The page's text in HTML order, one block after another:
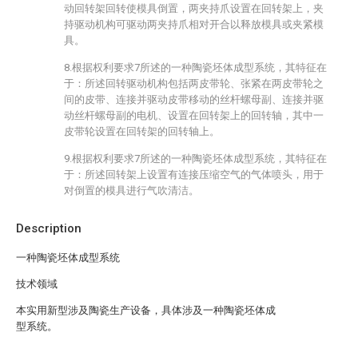
Description
一种陶瓷坯体成型系统
技术领域
本实用新型涉及陶瓷生产设备，具体涉及一种陶瓷坯体成
型系统。
动回转架回转使模具倒置，两夹持爪设置在回转架上，夹
持驱动机构可驱动两夹持爪相对开合以释放模具或夹紧模
具。
8.根据权利要求7所述的一种陶瓷坯体成型系统，其特征在
于：所述回转驱动机构包括两皮带轮、张紧在两皮带轮之
间的皮带、连接并驱动皮带移动的丝杆螺母副、连接并驱
动丝杆螺母副的电机、设置在回转架上的回转轴，其中一
皮带轮设置在回转架的回转轴上。
9.根据权利要求7所述的一种陶瓷坯体成型系统，其特征在
于：所述回转架上设置有连接压缩空气的气体喷头，用于
对倒置的模具进行气吹清洁。